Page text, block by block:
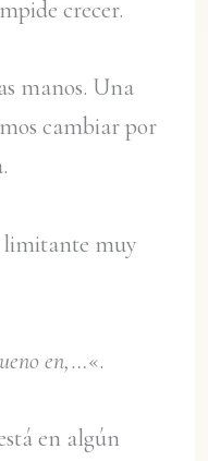
crecer.
manos. Una
cambiar por
limitante muy
en,…«.
en algún